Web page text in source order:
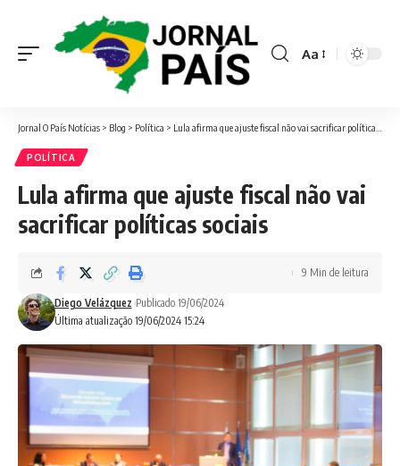
Font
Aa
Jornal O País Notícias > Blog > Política > Lula afirma que ajuste fiscal não vai sacrificar políticas sociais
POLÍTICA
Lula afirma que ajuste fiscal não vai
sacrificar políticas sociais
Última atualização 19/06/2024 15:24
Diego Velázquez Publicado 19/06/2024
9 Min de leitura